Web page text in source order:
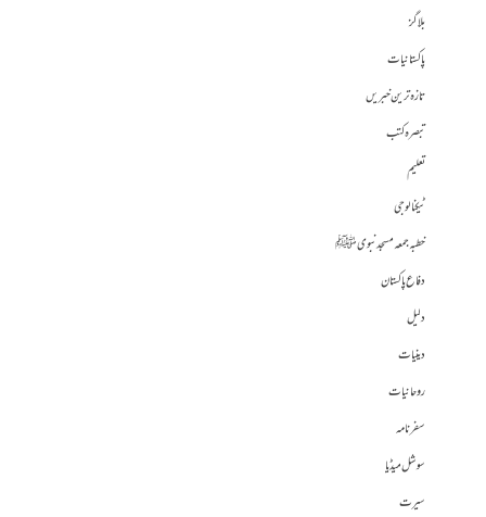
بلاگز
پاکستانیات
تازہ ترین خبریں
تبصرہ کتب
تعلیم
ٹیکنالوجی
خطبہ جمعہ مسجد نبوی ﷺ
دفاع پاکستان
دلیل
دینیات
روحانیات
سفرنامہ
سوشل میڈیا
سیرت